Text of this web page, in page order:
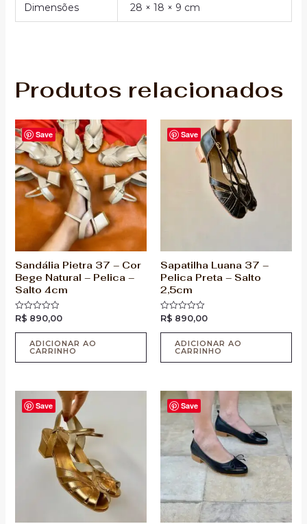
Dimensões 28 × 18 × 9 cm
Produtos relacionados
Save
Sandália Pietra 37 – Cor
Bege Natural – Pelica –
Salto 4cm
Avaliação
de
R$ 890,00
ADICIONAR AO
CARRINHO
Save
Sapatilha Luana 37 –
Pelica Preta – Salto
2,5cm
Avaliação
de
R$ 890,00
ADICIONAR AO
CARRINHO
Save Save